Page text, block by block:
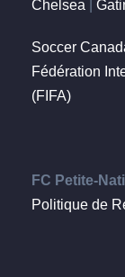
Chelsea
Soccer
Fédération
(FIFA)
FC Petite-
Politique de